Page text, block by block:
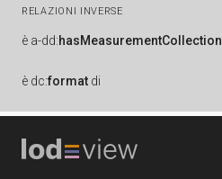
RELAZIONI INVERSE
è a-dd:hasMeasurementCollection
è dc:format di